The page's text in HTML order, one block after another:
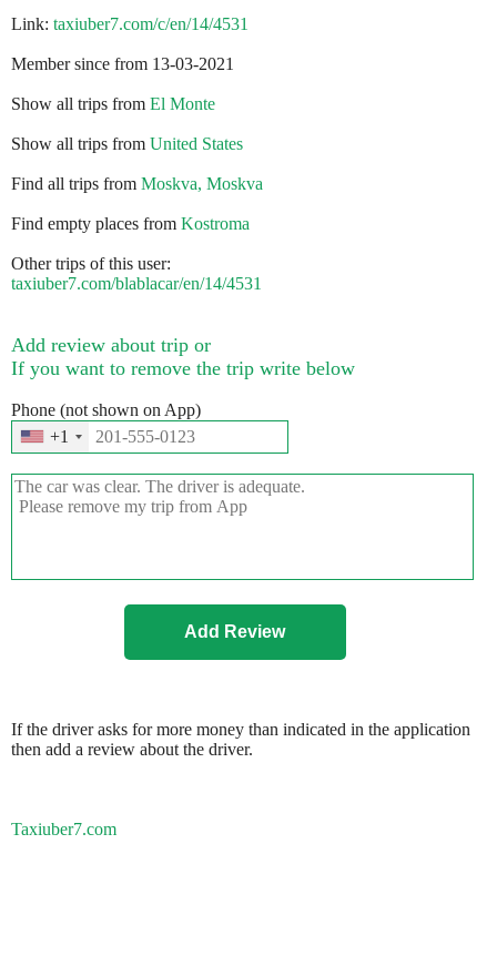
Link: taxiuber7.com/c/en/14/4531
Member since from 13-03-2021
Show all trips from El Monte
Show all trips from United States
Find all trips from Moskva, Moskva
Find empty places from Kostroma
Other trips of this user:
taxiuber7.com/blablacar/en/14/4531
Add review about trip or
If you want to remove the trip write below
Phone (not shown on App)
+1
If the driver asks for more money than indicated in the application
then add a review about the driver.
Taxiuber7.com